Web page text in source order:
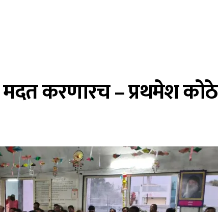
करणारच – प्रथमेश कोठे